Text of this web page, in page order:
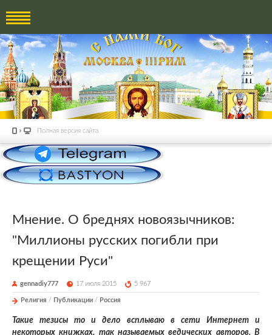
Полная версия сайта
Мнение. О бреднях новоязычников:
"Миллионы русских погибли при
крещении Руси"
gennadiy777 17 июля 2015 5 967
Религия / Публикации / Россия
Такие тезисы то и дело всплываю в сети Интернет и
некоторых книжках, так называемых ведических авторов. В